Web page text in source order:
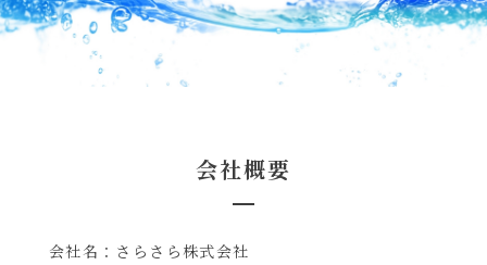
会社概要
会社名：さらさら株式会社